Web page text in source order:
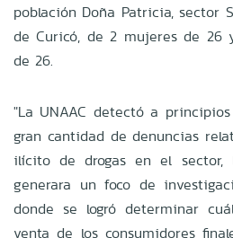
población Doña Patricia, sector
de Curicó, de 2 mujeres de 26
de 26.
"La UNAAC detectó a
gran cantidad de denuncias
ilícito de drogas en el
generara un foco de
donde se logró determinar
venta de los consumidores